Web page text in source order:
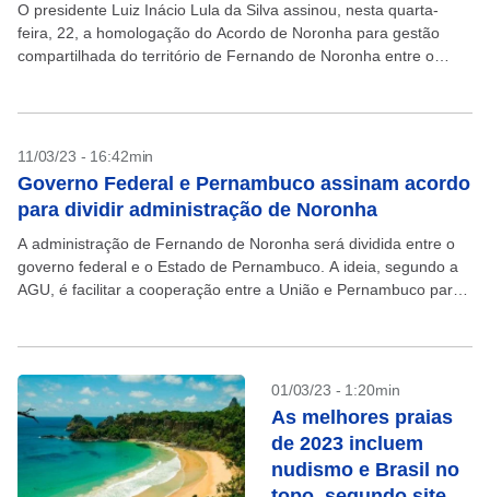
O presidente Luiz Inácio Lula da Silva assinou, nesta quarta-
feira, 22, a homologação do Acordo de Noronha para gestão
compartilhada do território de Fernando de Noronha entre o
11/03/23 - 16:42min
Governo Federal e Pernambuco assinam acordo
para dividir administração de Noronha
A administração de Fernando de Noronha será dividida entre o
governo federal e o Estado de Pernambuco. A ideia, segundo a
AGU, é facilitar a cooperação entre a União e Pernambuco para
01/03/23 - 1:20min
As melhores praias
de 2023 incluem
nudismo e Brasil no